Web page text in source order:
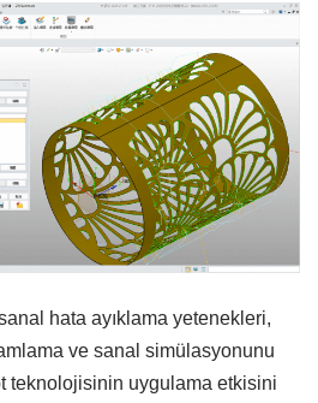
hata ayıklama yetenekleri,
ve sanal simülasyonunu
teknolojisinin uygulama etkisini